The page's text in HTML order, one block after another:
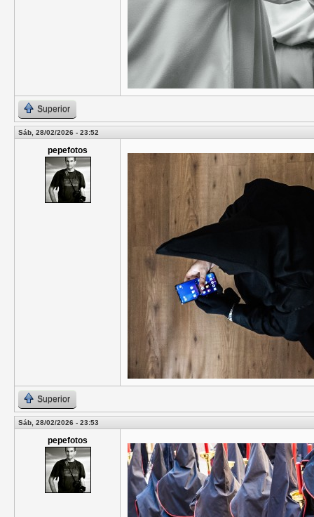
Superior
Sáb, 28/02/2026 - 23:52
pepefotos
Superior
Sáb, 28/02/2026 - 23:53
pepefotos